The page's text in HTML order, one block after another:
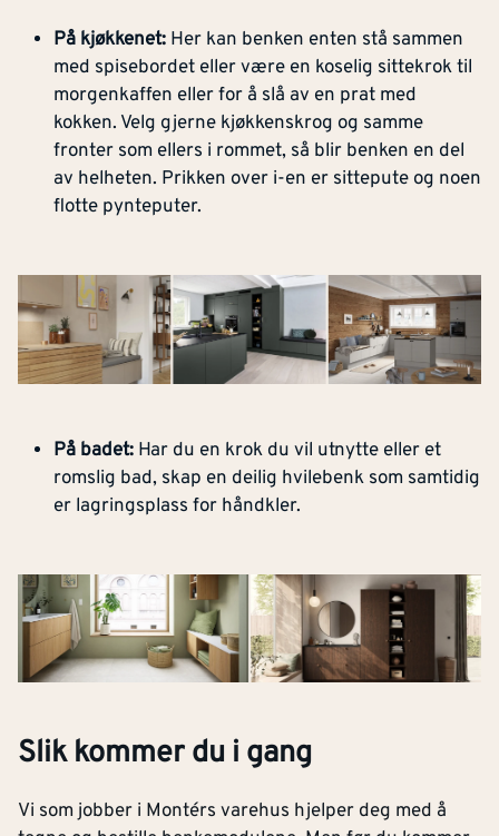
På kjøkkenet: Her kan benken enten stå sammen
med spisebordet eller være en koselig sittekrok til
morgenkaffen eller for å slå av en prat med
kokken. Velg gjerne kjøkkenskrog og samme
fronter som ellers i rommet, så blir benken en del
av helheten. Prikken over i-en er sittepute og noen
flotte pynteputer.
På badet: Har du en krok du vil utnytte eller et
romslig bad, skap en deilig hvilebenk som samtidig
er lagringsplass for håndkler.
Slik kommer du i gang
Vi som jobber i Montérs varehus hjelper deg med å